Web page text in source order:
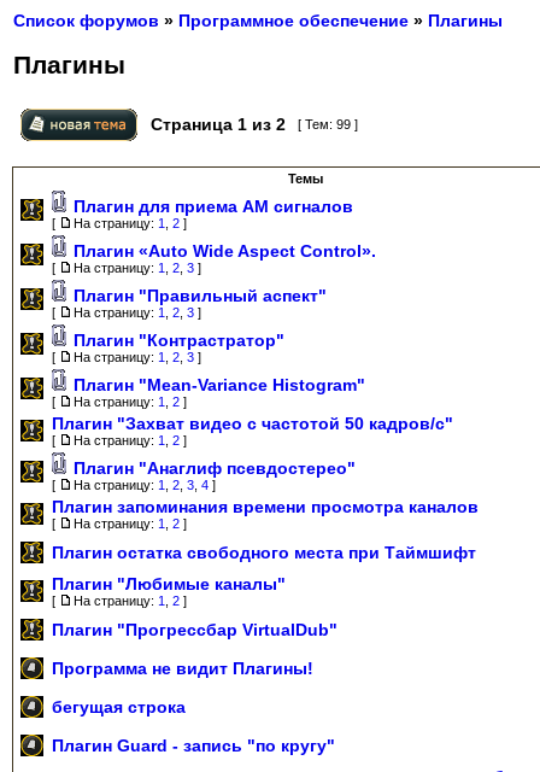
Список форумов » Программное обеспечение » Плагины
Плагины
Страница 1 из 2 [ Тем: 99 ]
Темы
Плагин для приема АМ сигналов
[ На страницу: 1 2 ]
Плагин «Auto Wide Aspect Control».
[ На страницу: 1 2 3 ]
Плагин "Правильный аспект"
[ На страницу: 1 2 3 ]
Плагин "Контрастратор"
[ На страницу: 1 2 3 ]
Плагин "Mean-Variance Histogram"
[ На страницу: 1 2 ]
Плагин "Захват видео с частотой 50 кадров/с"
[ На страницу: 1 2 ]
Плагин "Анаглиф псевдостерео"
[ На страницу: 1 2 3 4 ]
Плагин запоминания времени просмотра каналов
[ На страницу: 1 2 ]
Плагин остатка свободного места при Таймшифт
Плагин "Любимые каналы"
[ На страницу: 1 2 ]
Плагин "Прогрессбар VirtualDub"
Программа не видит Плагины!
бегущая строка
Плагин Guard - запись "по кругу"